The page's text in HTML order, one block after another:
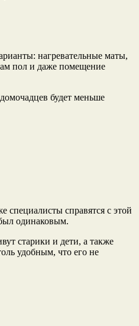
нагревательные маты,
пол и даже помещение
будет меньше
специалисты справятся с этой
одинаковым.
старики и дети, а также
удобным, что его не